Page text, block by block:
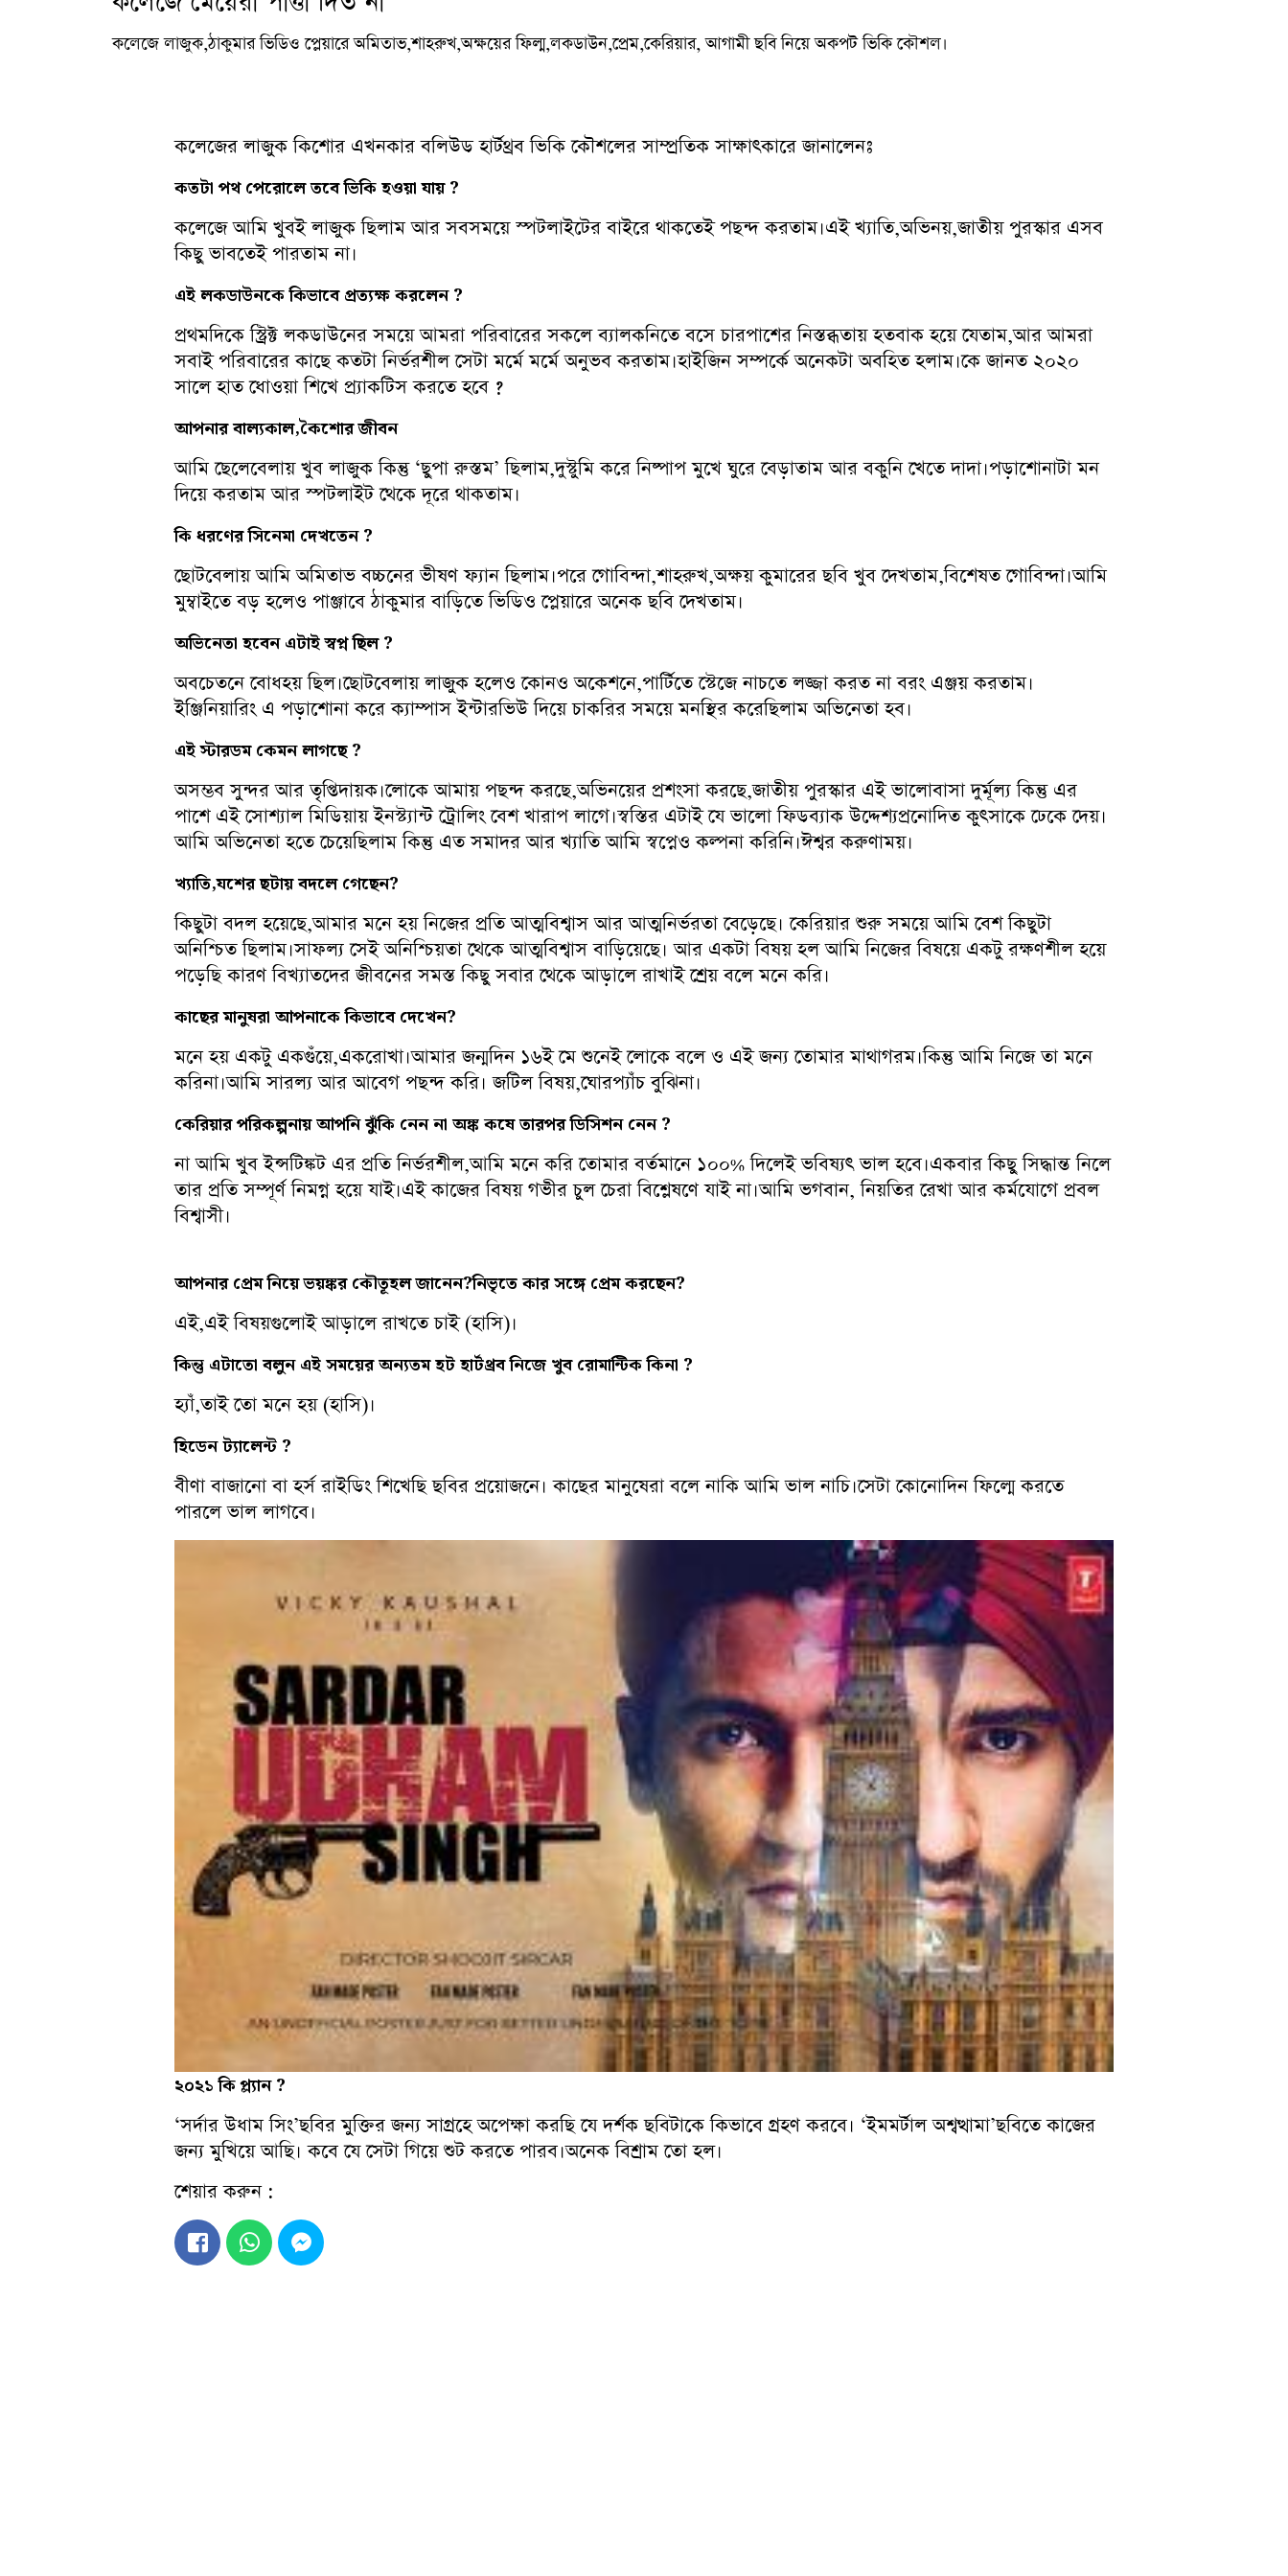
কলেজে লাজুক,ঠাকুমার ভিডিও প্লেয়ারে অমিতাভ,শাহরুখ,অক্ষয়ের ফিল্ম,লকডাউন,প্রেম,কেরিয়ার, আগামী ছবি নিয়ে অকপট ভিকি কৌশল।
কলেজের লাজুক কিশোর এখনকার বলিউড হার্টথ্রব ভিকি কৌশলের সাম্প্রতিক সাক্ষাৎকারে জানালেনঃ
কতটাপথপেরোলেতবেভিকিহওয়াযায় ?
কলেজে আমি খুবই লাজুক ছিলাম আর সবসময়ে স্পটলাইটের বাইরে থাকতেই পছন্দ করতাম।এই খ্যাতি,অভিনয়,জাতীয় পুরস্কার এসব
কিছু ভাবতেই পারতাম না।
এইলকডাউনকেকিভাবেপ্রত্যক্ষকরলেন ?
প্রথমদিকে স্ট্রিক্ট লকডাউনের সময়ে আমরা পরিবারের সকলে ব্যালকনিতে বসে চারপাশের নিস্তব্ধতায় হতবাক হয়ে যেতাম,আর আমরা
সবাই পরিবারের কাছে কতটা নির্ভরশীল সেটা মর্মে মর্মে অনুভব করতাম।হাইজিন সম্পর্কে অনেকটা অবহিত হলাম।কে জানত ২০২০
সালে হাত ধোওয়া শিখে প্র্যাকটিস করতে হবে ?
আপনারবাল্যকাল,কৈশোরজীবন
আমি ছেলেবেলায় খুব লাজুক কিন্তু ‘ছুপা রুস্তম’ ছিলাম,দুস্টুমি করে নিষ্পাপ মুখে ঘুরে বেড়াতাম আর বকুনি খেতে দাদা।পড়াশোনাটা মন
দিয়ে করতাম আর স্পটলাইট থেকে দূরে থাকতাম।
কিধরণেরসিনেমা দেখতেন ?
ছোটবেলায় আমি অমিতাভ বচ্চনের ভীষণ ফ্যান ছিলাম।পরে গোবিন্দা,শাহরুখ,অক্ষয় কুমারের ছবি খুব দেখতাম,বিশেষত গোবিন্দা।আমি
মুম্বাইতে বড় হলেও পাঞ্জাবে ঠাকুমার বাড়িতে ভিডিও প্লেয়ারে অনেক ছবি দেখতাম।
অভিনেতা হবেনএটাইস্বপ্নছিল ?
অবচেতনে বোধহয় ছিল।ছোটবেলায় লাজুক হলেও কোনও অকেশনে,পার্টিতে স্টেজে নাচতে লজ্জা করত না বরং এঞ্জয় করতাম।
ইঞ্জিনিয়ারিং এ পড়াশোনা করে ক্যাম্পাস ইন্টারভিউ দিয়ে চাকরির সময়ে মনস্থির করেছিলাম অভিনেতা হব।
এইস্টারডমকেমনলাগছে ?
অসম্ভব সুন্দর আর তৃপ্তিদায়ক।লোকে আমায় পছন্দ করছে,অভিনয়ের প্রশংসা করছে,জাতীয় পুরস্কার এই ভালোবাসা দুর্মূল্য কিন্তু এর
পাশে এই সোশ্যাল মিডিয়ায় ইনস্ট্যান্ট ট্রোলিং বেশ খারাপ লাগে।স্বস্তির এটাই যে ভালো ফিডব্যাক উদ্দেশ্যপ্রনোদিত কুৎসাকে ঢেকে দেয়।
আমি অভিনেতা হতে চেয়েছিলাম কিন্তু এত সমাদর আর খ্যাতি আমি স্বপ্নেও কল্পনা করিনি।ঈশ্বর করুণাময়।
খ্যাতি,যশেরছটায়বদলেগেছেন?
কিছুটা বদল হয়েছে,আমার মনে হয় নিজের প্রতি আত্মবিশ্বাস আর আত্মনির্ভরতা বেড়েছে। কেরিয়ার শুরু সময়ে আমি বেশ কিছুটা
অনিশ্চিত ছিলাম।সাফল্য সেই অনিশ্চিয়তা থেকে আত্মবিশ্বাস বাড়িয়েছে। আর একটা বিষয় হল আমি নিজের বিষয়ে একটু রক্ষণশীল হয়ে
পড়েছি কারণ বিখ্যাতদের জীবনের সমস্ত কিছু সবার থেকে আড়ালে রাখাই শ্রেয় বলে মনে করি।
কাছেরমানুষরাআপনাকেকিভাবেদেখেন?
মনে হয় একটু একগুঁয়ে,একরোখা।আমার জন্মদিন ১৬ই মে শুনেই লোকে বলে ও এই জন্য তোমার মাথাগরম।কিন্তু আমি নিজে তা মনে
করিনা।আমি সারল্য আর আবেগ পছন্দ করি। জটিল বিষয়,ঘোরপ্যাঁচ বুঝিনা।
কেরিয়ারপরিকল্পনায়আপনিঝুঁকি নেননাঅঙ্ককষেতারপরডিসিশননেন ?
না আমি খুব ইন্সটিঙ্কট এর প্রতি নির্ভরশীল,আমি মনে করি তোমার বর্তমানে ১০০% দিলেই ভবিষ্যৎ ভাল হবে।একবার কিছু সিদ্ধান্ত নিলে
তার প্রতি সম্পূর্ণ নিমগ্ন হয়ে যাই।এই কাজের বিষয় গভীর চুল চেরা বিশ্লেষণে যাই না।আমি ভগবান, নিয়তির রেখা আর কর্মযোগে প্রবল
বিশ্বাসী।
আপনারপ্রেমনিয়েভয়ঙ্করকৌতূহলজানেন?নিভৃতেকারসঙ্গেপ্রেমকরছেন?
এই,এই বিষয়গুলোই আড়ালে রাখতে চাই (হাসি)।
কিন্তু এটাতোবলুনএইসময়েরঅন্যতমহটহার্টথ্রবনিজেখুবরোমান্টিককিনা ?
হ্যাঁ,তাই তো মনে হয় (হাসি)।
হিডেনট্যালেন্ট ?
বীণা বাজানো বা হর্স রাইডিং শিখেছি ছবির প্রয়োজনে। কাছের মানুষেরা বলে নাকি আমি ভাল নাচি।সেটা কোনোদিন ফিল্মে করতে
পারলে ভাল লাগবে।
২০২১কিপ্ল্যান ?
‘সর্দার উধাম সিং’ছবির মুক্তির জন্য সাগ্রহে অপেক্ষা করছি যে দর্শক ছবিটাকে কিভাবে গ্রহণ করবে। ‘ইমমর্টাল অশ্বত্থামা’ছবিতে কাজের
জন্য মুখিয়ে আছি। কবে যে সেটা গিয়ে শুট করতে পারব।অনেক বিশ্রাম তো হল।
শেয়ার করুন :